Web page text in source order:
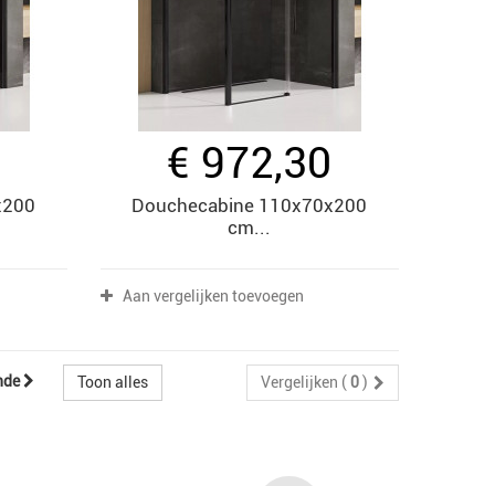
€ 972,30
Douchecabine 110x70x200
cm...
Aan vergelijken toevoegen
Vergelijken ( 0)
Toon alles